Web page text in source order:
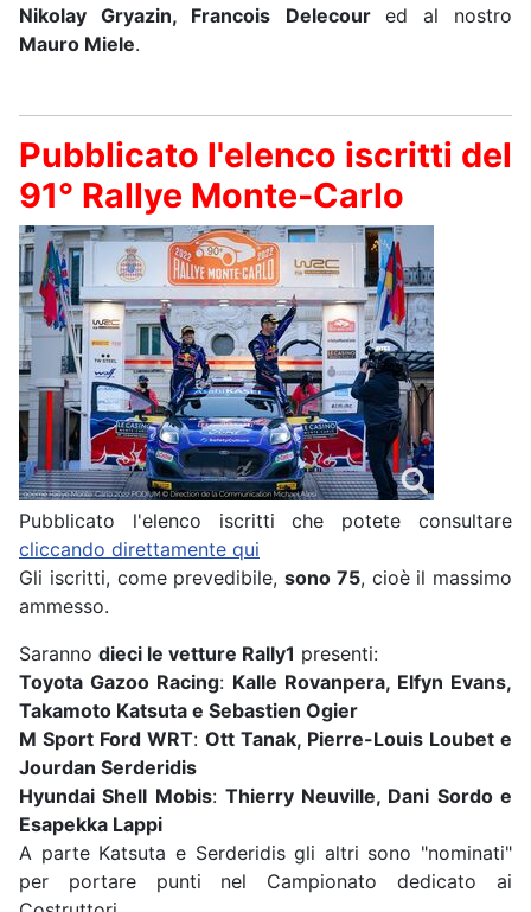
Nikolay Gryazin, Francois Delecour ed al nostro
Mauro Miele.
Pubblicato l'elenco iscritti del
91° Rallye Monte-Carlo
Pubblicato l'elenco iscritti che potete consultare
cliccando direttamente qui
Gli iscritti, come prevedibile, sono 75, cioè il massimo
ammesso.
Saranno dieci le vetture Rally1 presenti:
Toyota Gazoo Racing: Kalle Rovanpera, Elfyn Evans,
Takamoto Katsuta e Sebastien Ogier
M Sport Ford WRT: Ott Tanak, Pierre-Louis Loubet e
Jourdan Serderidis
Hyundai Shell Mobis: Thierry Neuville, Dani Sordo e
Esapekka Lappi
A parte Katsuta e Serderidis gli altri sono "nominati"
per portare punti nel Campionato dedicato ai